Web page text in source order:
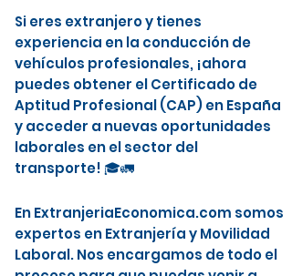
Si eres extranjero y tienes
experiencia en la conducción de
vehículos profesionales, ¡ahora
puedes obtener el Certificado de
Aptitud Profesional (CAP) en España
y acceder a nuevas oportunidades
laborales en el sector del
transporte! 🎓🚛
En ExtranjeriaEconomica.com somos
expertos en Extranjería y Movilidad
Laboral. Nos encargamos de todo el